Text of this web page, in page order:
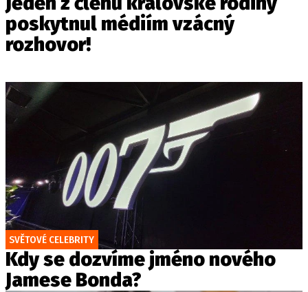
poskytnul médiím vzácný
rozhovor!
SVĚTOVÉ CELEBRITY
Kdy se dozvíme jméno nového
Jamese Bonda?